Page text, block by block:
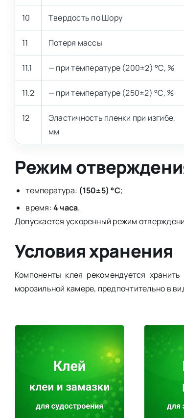
10 Твердость по Шору
11 Потеря массы
11.1 — при температуре (200±2) °С, %
11.2 — при температуре (250±2) °С, %
12
Эластичность пленки при изгибе,
мм
Режим
температура: (150±5) °С;
время:4 часа.
Допускается ускоренный режим
Условия хранения
Компоненты клея рекомендуется
морозильной камере, предпочтительно в